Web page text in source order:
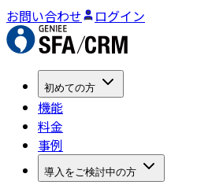
お問い合わせ ログイン
初めての方
機能
料金
事例
導入をご検討中の方